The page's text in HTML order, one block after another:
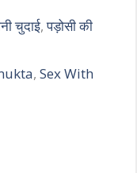
चुदाई,पड़ोसी की
,Sex With